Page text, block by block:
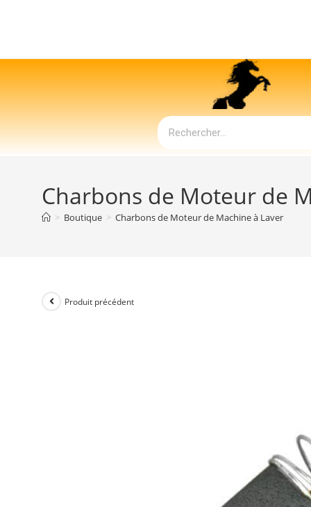
Charbons de Moteur de
> Boutique > Charbons de Moteur de Machine à Laver
Produit précédent